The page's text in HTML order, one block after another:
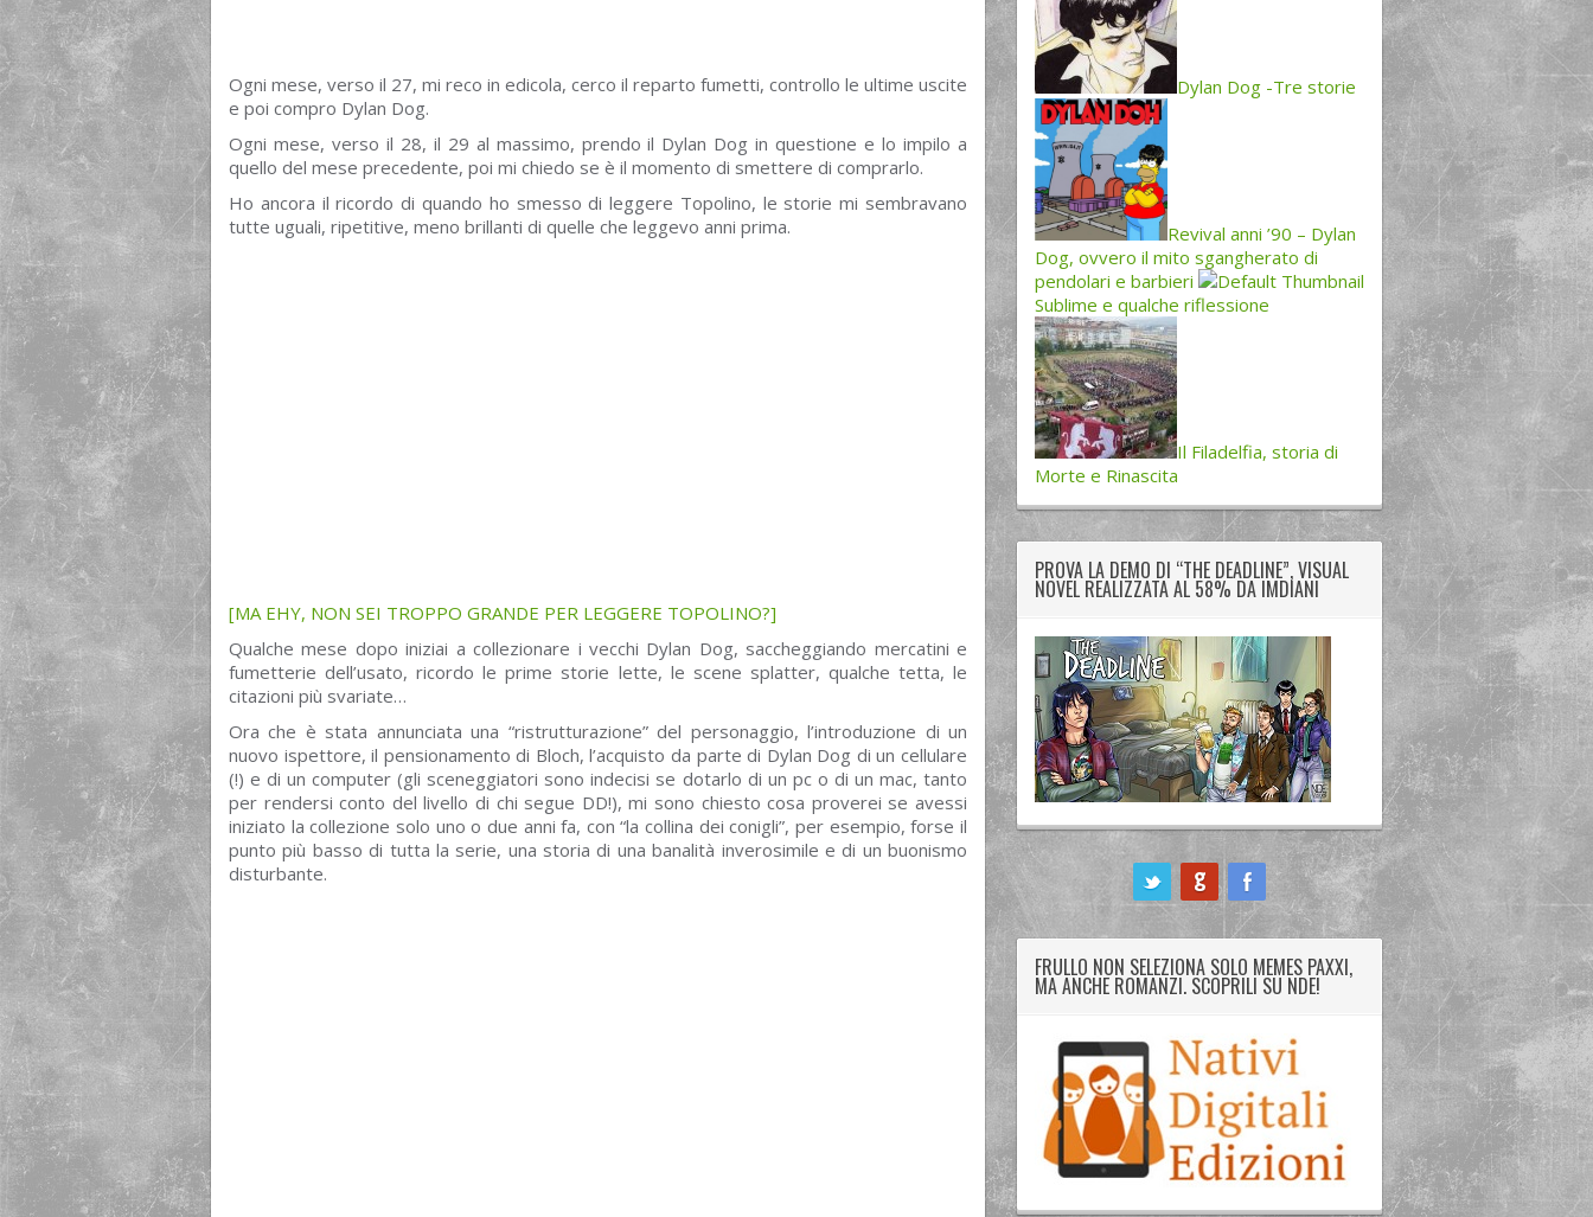
Ogni mese, verso il 27, mi reco in edicola, cerco il reparto fumetti, controllo le ultime uscite
e poi compro Dylan Dog.
Ogni mese, verso il 28, il 29 al massimo, prendo il Dylan Dog in questione e lo impilo a
quello del mese precedente, poi mi chiedo se è il momento di smettere di comprarlo.
Ho ancora il ricordo di quando ho smesso di leggere Topolino, le storie mi sembravano
tutte uguali, ripetitive, meno brillanti di quelle che leggevo anni prima.
[MA EHY, NON SEI TROPPO GRANDE PER LEGGERE TOPOLINO?]
Qualche mese dopo iniziai a collezionare i vecchi Dylan Dog, saccheggiando mercatini e
fumetterie dell’usato, ricordo le prime storie lette, le scene splatter, qualche tetta, le
citazioni più svariate…
Ora che è stata annunciata una “ristrutturazione” del personaggio, l’introduzione di un
nuovo ispettore, il pensionamento di Bloch, l’acquisto da parte di Dylan Dog di un cellulare
(!) e di un computer (gli sceneggiatori sono indecisi se dotarlo di un pc o di un mac, tanto
per rendersi conto del livello di chi segue DD!), mi sono chiesto cosa proverei se avessi
iniziato la collezione solo uno o due anni fa, con “la collina dei conigli”, per esempio, forse il
punto più basso di tutta la serie, una storia di una banalità inverosimile e di un buonismo
disturbante.
Dylan Dog -Tre storie
Revival anni ’90 – Dylan
Dog, ovvero il mito sgangherato di
pendolari e barbieri
Sublime e qualche riflessione
Il Filadelfia, storia di
Morte e Rinascita
PROVA LA DEMO DI “THE DEADLINE”, VISUAL
NOVEL REALIZZATA AL 58% DA IMDIANI
FRULLO NON SELEZIONA SOLO MEMES PAXXI,
MA ANCHE ROMANZI. SCOPRILI SU NDE!